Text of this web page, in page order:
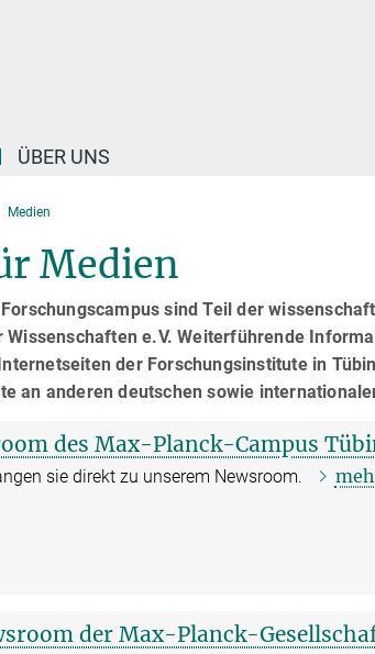
ÜBER UNS
Medien
Medien
sind Teil der
e.V. Weiterführende
der Forschungsinstitute in
an anderen deutschen sowie
des Max-Planck-Campus
sie direkt zu unserem Newsroom.
der Max-Planck-